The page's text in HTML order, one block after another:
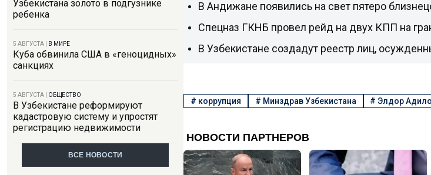
Узбекистана золото в подгузнике
ребенка
5 АВГУСТА В МИРЕ
Куба обвинила США в «геноцидных»
санкциях
5 АВГУСТА ОБЩЕСТВО
В Узбекистане реформируют
кадастровую систему и упростят
регистрацию недвижимости
ВСЕ НОВОСТИ
В Андижане появились на свет пятеро
Спецназ ГКНБ провел рейд на двух КПП на
В Узбекистане создадут реестр лиц,
# коррупция # Минздрав Узбекистана #Элдор